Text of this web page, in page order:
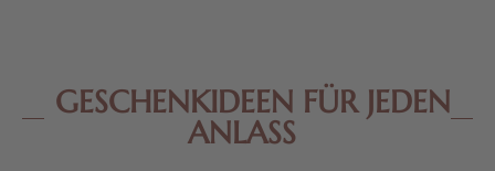
GESCHENKIDEEN FÜR JEDEN
ANLASS